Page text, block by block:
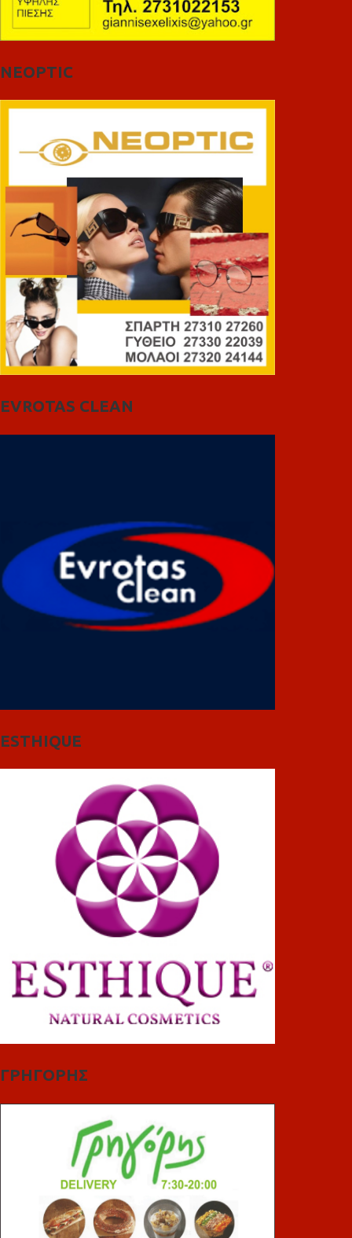
NEOPTIC
EVROTAS CLEAN
ESTHIQUE
ΓΡΗΓΟΡΗΣ